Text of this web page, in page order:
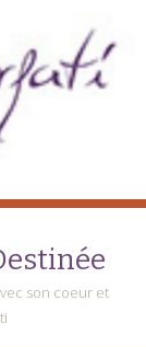
son coeur et